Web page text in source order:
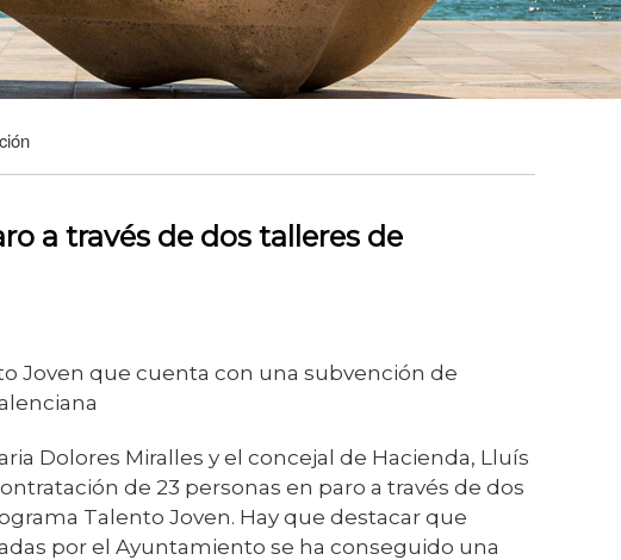
a través de dos talleres de
Joven que cuenta con una subvención de
Dolores Miralles y el concejal de Hacienda, Lluís
de 23 personas en paro a través de dos
Talento Joven. Hay que destacar que
por el Ayuntamiento se ha conseguido una